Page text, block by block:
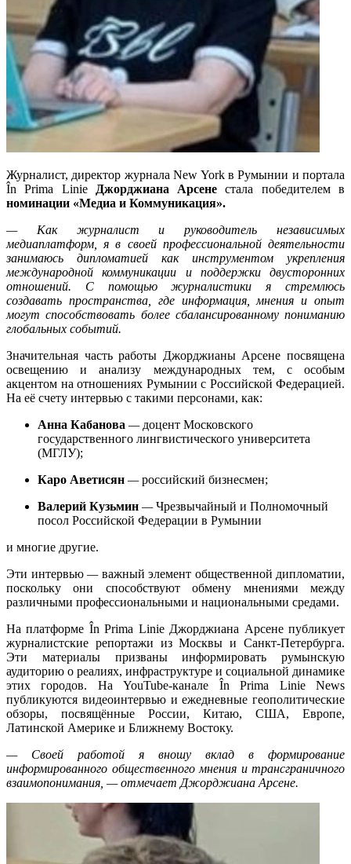
Журналист, директор журнала New York в Румынии и портала
În Prima Linie
Джорджиана Арсенестала победителем в
номинации «Медиа и Коммуникация».
—
Как журналист и руководитель независимых
медиаплатформ, я в своей профессиональной деятельности
занимаюсь дипломатией как инструментом укрепления
международной коммуникации и поддержки двусторонних
отношений. С помощью журналистики я стремлюсь
создавать пространства, где информация, мнения и опыт
могут способствовать более сбалансированному пониманию
глобальных событий.
Значительная часть работы Джорджианы Арсене посвящена
освещению и анализу международных тем, с особым
акцентом на отношениях Румынии с Российской Федерацией.
На её счету интервью с такими персонами, как:
Анна Кабанова —доцент Московского
государственного лингвистического университета
(МГЛУ);
Каро Аветисян —российский бизнесмен;
Валерий Кузьмин —Чрезвычайный и Полномочный
посол Российской Федерации в Румынии
и многие другие.
Эти интервью —важный элемент общественной дипломатии,
поскольку они способствуют обмену мнениями между
различными профессиональными и национальными средами.
На платформе În Prima Linie Джорджиана Арсене публикует
журналистские репортажи из Москвы и Санкт-Петербурга.
Эти материалы призваны информировать румынскую
аудиторию о реалиях, инфраструктуре и социальной динамике
этих городов. На YouTube-канале În Prima Linie News
публикуются видеоинтервью и ежедневные геополитические
обзоры, посвящённые России, Китаю, США, Европе,
Латинской Америке и Ближнему Востоку.
— Своей работой я вношу вклад в формирование
информированного общественного мнения и трансграничного
взаимопонимания, — отмечает Джорджиана Арсене.